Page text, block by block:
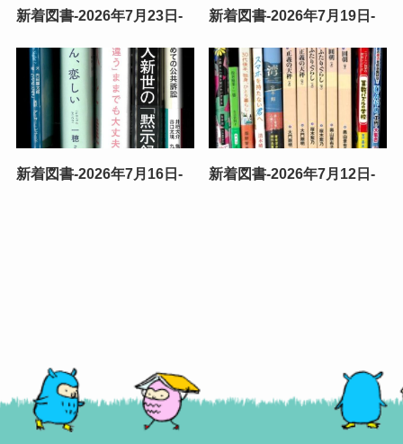
新着図書-2026年7月23日- 新着図書-2026年7月19日-
新着図書-2026年7月16日- 新着図書-2026年7月12日-